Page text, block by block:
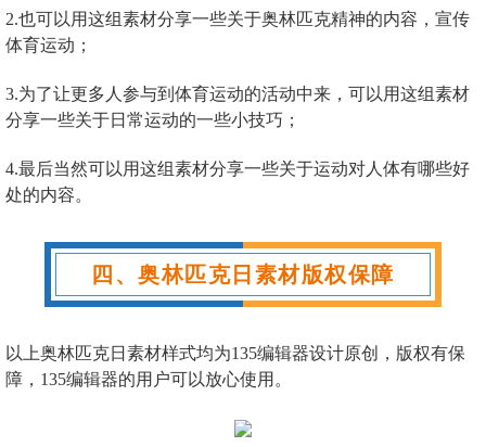
2.也可以用这组素材分享一些关于奥林匹克精神的内容，宣传
体育运动；
3.为了让更多人参与到体育运动的活动中来，可以用这组素材
分享一些关于日常运动的一些小技巧；
4.最后当然可以用这组素材分享一些关于运动对人体有哪些好
处的内容。
四、奥林匹克日素材版权保障
以上奥林匹克日素材样式均为135编辑器设计原创，版权有保
障，135编辑器的用户可以放心使用。